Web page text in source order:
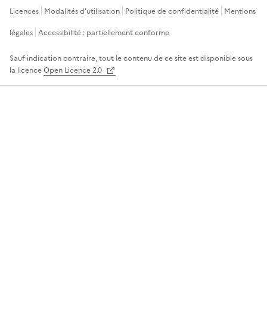
Licences Modalités d'utilisation Politique de confidentialité Mentions
légales Accessibilité : partiellement conforme
Sauf indication contraire, tout le contenu de ce site est disponible sous
la licenceOpen Licence 2.0